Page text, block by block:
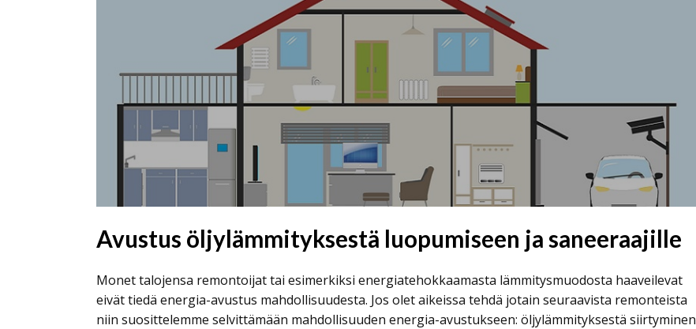
Avustus öljylämmityksestä luopumiseen ja saneeraajille
Monet talojensa remontoijat tai esimerkiksi energiatehokkaamasta lämmitysmuodosta haaveilevat
eivät tiedä energia-avustus mahdollisuudesta. Jos olet aikeissa tehdä jotain seuraavista remonteista
niin suosittelemme selvittämään mahdollisuuden energia-avustukseen: öljylämmityksestä siirtyminen